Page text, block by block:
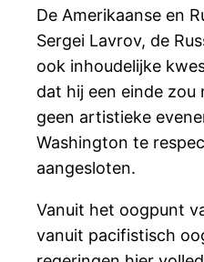
De Amerikaanse en
Sergei Lavrov, de
ook inhoudelijke
dat hij een einde zou
geen artistieke
Washington te
aangesloten.
Vanuit het oogpunt
vanuit pacifistisch